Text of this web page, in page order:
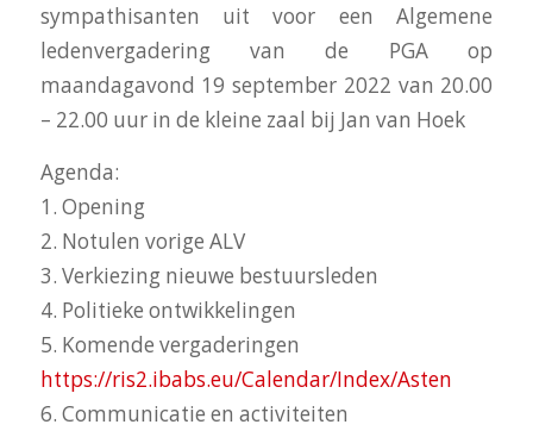
sympathisanten uit voor een Algemene
ledenvergadering van de PGA op
maandagavond 19 september 2022 van 20.00
– 22.00 uur in de kleine zaal bij Jan van Hoek
Agenda:
1. Opening
2. Notulen vorige ALV
3. Verkiezing nieuwe bestuursleden
4. Politieke ontwikkelingen
5. Komende vergaderingen
https://ris2.ibabs.eu/Calendar/Index/Asten
6. Communicatie en activiteiten